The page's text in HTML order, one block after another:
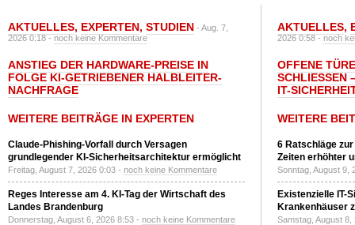
AKTUELLES, EXPERTEN, STUDIEN - Aug. 7,
2026 0:18 -noch keine Kommentare
ANSTIEG DER HARDWARE-PREISE IN
FOLGE KI-GETRIEBENER HALBLEITER-
NACHFRAGE
WEITERE BEITRÄGE IN EXPERTEN
Claude-Phishing-Vorfall durch Versagen
grundlegender KI-Sicherheitsarchitektur ermöglicht
Freitag, August 7, 2026 0:03 - noch keine Kommentare
Reges Interesse am 4. KI-Tag der Wirtschaft des
Landes Brandenburg
Donnerstag, August 6, 2026 8:53 - noch keine Kommentare
AKTUELLES,
2026 0:58 -noch
OFFENE
SCHLIESSEN
T-
WEITERE
6 Ratschläge
Zeiten erhöhter
Sonntag, August 9,
Existenzielle IT-
Krankenhäuser
Samstag, August